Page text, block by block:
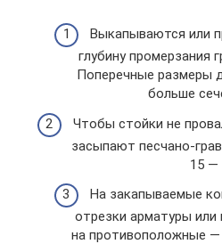
Выкапываются или
глубину промерзания
Поперечные размеры
больше
Чтобы стойки не
засыпают песчано-
15 —
На закапываемые
отрезки арматуры или
на противоположные